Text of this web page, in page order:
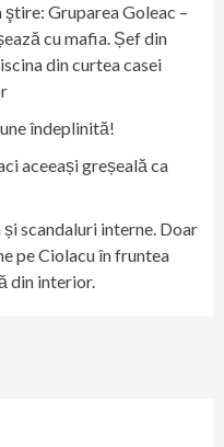
Gruparea Goleac –
cu mafia. Șef din
din curtea casei
îndeplinită!
aceeași greșeală ca
scandaluri interne. Doar
pe Ciolacu în fruntea
din interior.